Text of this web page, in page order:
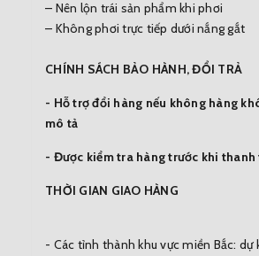
– Nên lộn trái sản phẩm khi phơi
– Không phơi trực tiếp dưới nắng gắt
CHÍNH SÁCH BẢO HÀNH, ĐỔI TRẢ
- Hỗ trợ đổi hàng nếu không hàng
mô tả
- Được kiểm tra hàng trước khi thanh
THỜI GIAN GIAO HÀNG
- Các tỉnh thành khu vực miền Bắc: dự